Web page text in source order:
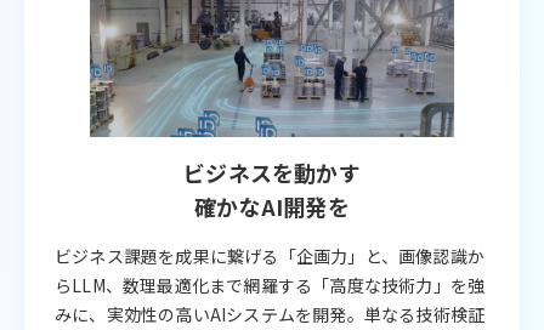
ビジネスを動かす
確かなAI開発を
ビジネス課題を成果に繋げる「企画力」と、画像認識か
らLLM、数理最適化まで網羅する「高度な技術力」を強
みに、実効性の高いAIシステムを開発。単なる技術検証